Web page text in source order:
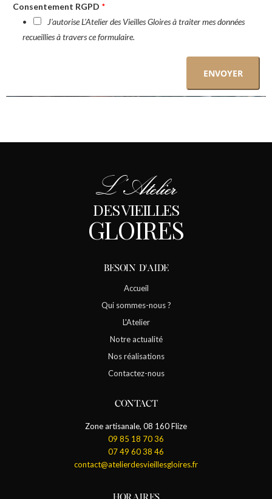
Consentement RGPD *
J'autorise L'Atelier des Vieilles Gloires à traiter mes données
recueillies à travers ce formulaire.
ENVOYER
L'Atelier
DES VIEILLES
GLOIRES
BESOIN D'AIDE
Accueil
Qui sommes-nous ?
L'Atelier
Notre actualité
Nos réalisations
Contactez-nous
CONTACT
Zone artisanale, 08 160 Flize
09 85 18 70 36
07 49 60 38 46
contact@atelierdesvieillesgloires.fr
HORAIRES